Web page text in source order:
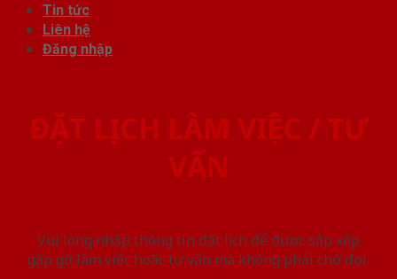
Tin tức
Liên hệ
Đăng nhập
ĐẶT LỊCH LÀM VIỆC / TƯ
VẤN
Vui lòng nhập thông tin đặt lịch để được sắp xếp
gặp gỡ làm việc hoăc tư vấn mà không phải chờ đợi.